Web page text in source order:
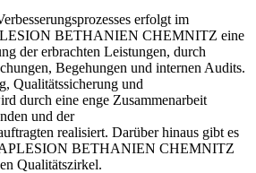
erfolgt im
BETHANIEN CHEMNITZ eine
der erbrachten Leistungen, durch
Begehungen und internen Audits.
Qualitätssicherung und
durch eine enge Zusammenarbeit
und der
realisiert. Darüber hinaus gibt es
BETHANIEN CHEMNITZ
Qualitätszirkel.